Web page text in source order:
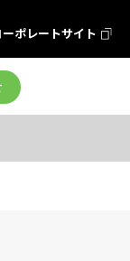
ーポレートサイト